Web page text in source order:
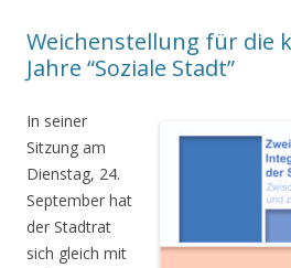
Weichenstellung für die
Jahre “Soziale Stadt”
In seiner
Sitzung am
Dienstag, 24.
September hat
der Stadtrat
sich gleich mit